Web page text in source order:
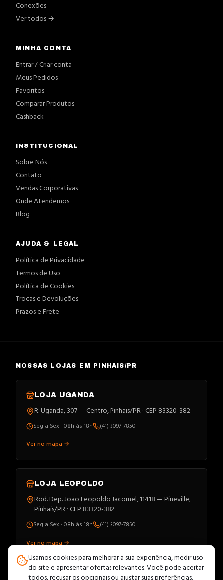
Conexões
Ver todos →
MINHA CONTA
Entrar / Criar conta
Meus Pedidos
Favoritos
Comparar Produtos
Cashback
INSTITUCIONAL
Sobre Nós
Contato
Vendas Corporativas
Onde Atendemos
Blog
AJUDA & LEGAL
Política de Privacidade
Termos de Uso
Política de Cookies
Trocas e Devoluções
Prazos e Frete
NOSSAS LOJAS EM PINHAIS/PR
LOJA UGANDA
R. Uganda, 307 — Centro, Pinhais/PR · CEP 83320-382
Seg a Sex · 08h às 18h
(41) 3097-7850
Ver no mapa →
LOJA LEOPOLDO
Rod. Dep. João Leopoldo Jacomel, 11418 — Pineville,
Pinhais/PR · CEP 83320-382
Seg a Sex · 08h às 18h
(41) 3097-7850
Ver no mapa →
Usamos cookies para melhorar a sua experiência, medir uso
do site e apresentar ofertas relevantes. Você pode aceitar